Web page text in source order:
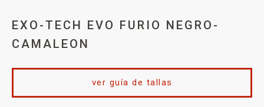
EXO-TECH EVO FURIO NEGRO-
CAMALEON
ver guía de tallas